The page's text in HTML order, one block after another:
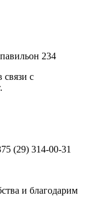
234
связи с
(29) 314-00-31
и благодарим